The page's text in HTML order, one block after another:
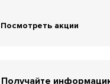
Посмотреть акции
Получайте